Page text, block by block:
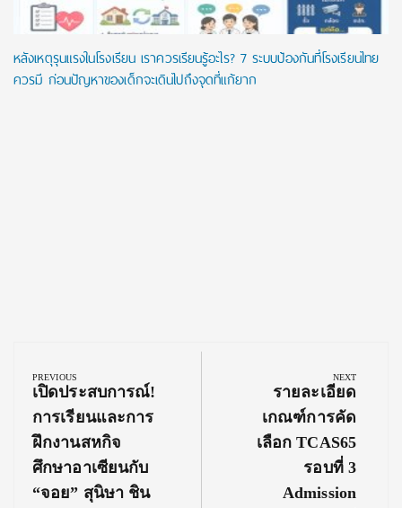
หลังเหตุรุนแรงในโรงเรียน เราควรเรียนรู้อะไร? 7 ระบบป้องกันที่โรงเรียนไทย
ควรมี ก่อนปัญหาของเด็กจะเดินไปถึงจุดที่แก้ยาก
navigation
PREVIOUS
Previous
Post:
เปิดประสบการณ์!
การเรียนและการ
ฝึกงานสหกิจ
ศึกษาอาเซียนกับ
“จอย” สุนิษา ชิน
NEXT
Next
Post:
รายละเอียด
เกณฑ์การคัด
เลือก TCAS65
รอบที่ 3
Admission